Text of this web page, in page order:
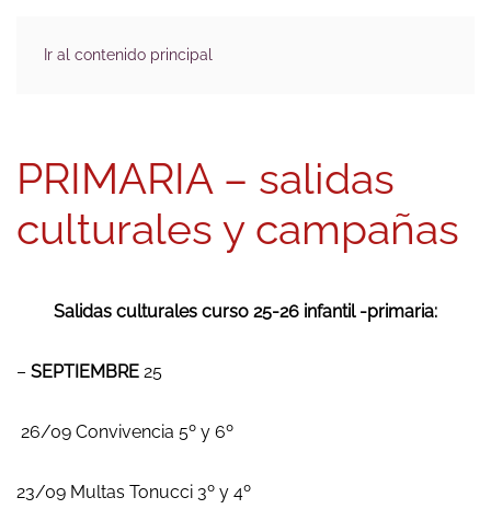
Ir al contenido principal
PRIMARIA – salidas
culturales y campañas
Salidas culturales curso 25-26 infantil -primaria:
– SEPTIEMBRE 25
26/09 Convivencia 5º y 6º
23/09 Multas Tonucci 3º y 4º